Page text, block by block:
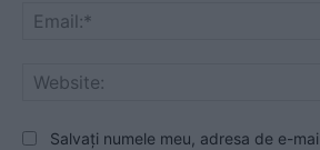
Salvați numele meu, adresa de e-